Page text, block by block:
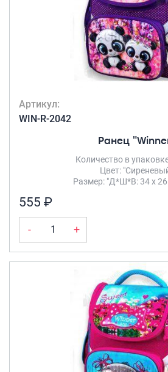
Артикул:
WIN-R-2042
Ранец
Количество в
Цвет:
Размер: "Д*Ш*В: 34 х 26
555 ₽
- +